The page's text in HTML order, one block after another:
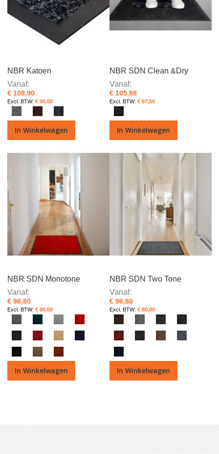
NBR Katoen
Vanaf
€ 108,90
€ 90,00
In Winkelwagen
NBR SDN Clean &Dry
Vanaf
€ 105,88
€ 87,50
In Winkelwagen
NBR SDN Monotone
Vanaf
€ 96,80
€ 80,00
In Winkelwagen
NBR SDN Two Tone
Vanaf
€ 96,80
€ 80,00
In Winkelwagen